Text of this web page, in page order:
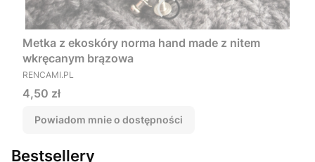
Metka z ekoskóry norma hand made z nitem
wkręcanym brązowa
PRODUCENT
RENCAMI.PL
Cena
4,50 zł
Powiadom mnie o dostępności
Bestsellery